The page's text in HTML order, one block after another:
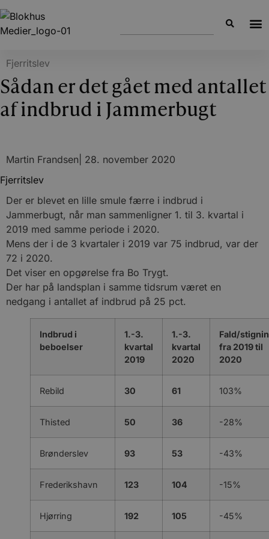
Fjerritslev
Sådan er det gået med antallet
af indbrud i Jammerbugt
Martin Frandsen 28. november 2020
Fjerritslev
Der er blevet en lille smule færre i indbrud i
Jammerbugt, når man sammenligner 1. til 3. kvartal i
2019 med samme periode i 2020.
Mens der i de 3 kvartaler i 2019 var 75 indbrud, var der
72 i 2020.
Det viser en opgørelse fra Bo Trygt.
Der har på landsplan i samme tidsrum været en
nedgang i antallet af indbrud på 25 pct.
Indbrud i
beboelser
1.-3.
kvartal
2019
1.-3.
kvartal
2020
Fald/
fra 2019 til
2020
Rebild 30 61 103%
Thisted 50 36 -28%
Brønderslev 93 53 -43%
Frederikshavn 123 104 -15%
Hjørring 192 105 -45%